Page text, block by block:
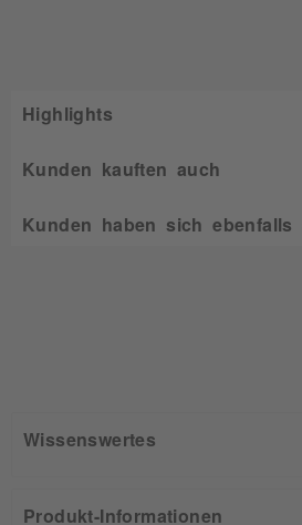
Highlights
Kunden kauften auch
Kunden haben sich ebenfalls
Wissenswertes
Produkt-Informationen